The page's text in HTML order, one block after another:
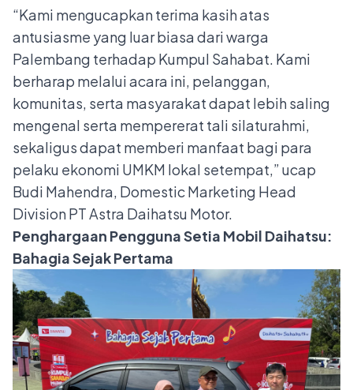
“Kami mengucapkan terima kasih atas
antusiasme yang luar biasa dari warga
Palembang terhadap Kumpul Sahabat. Kami
berharap melalui acara ini, pelanggan,
komunitas, serta masyarakat dapat lebih saling
mengenal serta mempererat tali silaturahmi,
sekaligus dapat memberi manfaat bagi para
pelaku ekonomi UMKM lokal setempat,” ucap
Budi Mahendra, Domestic Marketing Head
Division PT Astra Daihatsu Motor.
Penghargaan Pengguna Setia Mobil Daihatsu:
Bahagia Sejak Pertama